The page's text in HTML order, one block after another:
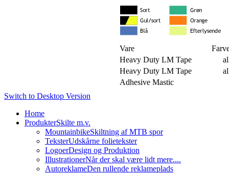
Vare
Heavy Duty LM Tape
Heavy Duty LM Tape
Adhesive Mastic
Switch to Desktop Version
Home
ProdukterSkilte m.v.
MountainbikeSkiltning af MTB spor
TeksterUdskårne folietekster
LogoerDesign og Produktion
IllustrationerNår der skal være lidt mere....
AutoreklameDen rullende reklameplads